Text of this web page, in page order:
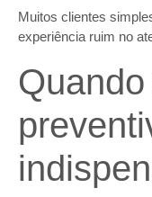
Muitos clientes
experiência ruim no